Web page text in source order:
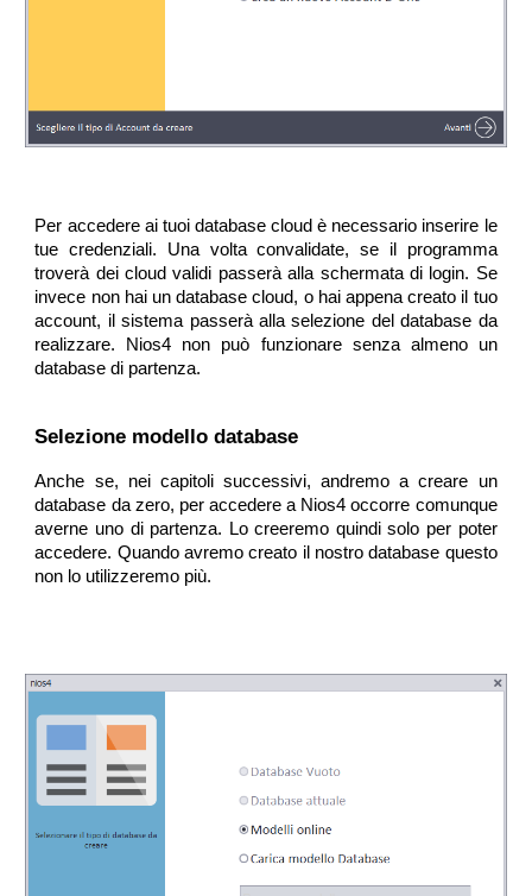
Per accedere ai tuoi database cloud è necessario inserire le
tue credenziali. Una volta convalidate, se il programma
troverà dei cloud validi passerà alla schermata di login. Se
invece non hai un database cloud, o hai appena creato il tuo
account, il sistema passerà alla selezione del database da
realizzare. Nios4 non può funzionare senza almeno un
database di partenza.
Selezione modello database
Anche se, nei capitoli successivi, andremo a creare un
database da zero, per accedere a Nios4 occorre comunque
averne uno di partenza. Lo creeremo quindi solo per poter
accedere. Quando avremo creato il nostro database questo
non lo utilizzeremo più.